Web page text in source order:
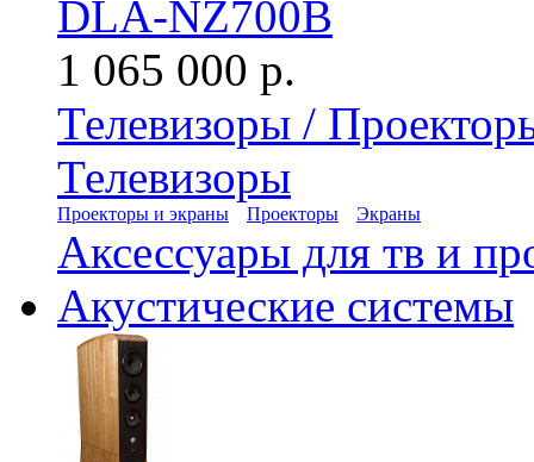
DLA-NZ700B
1 065 000 р.
Телевизоры /
Телевизоры
Проекторы и экраны Проекторы Экраны
Аксессуары для тв и
Акустические системы